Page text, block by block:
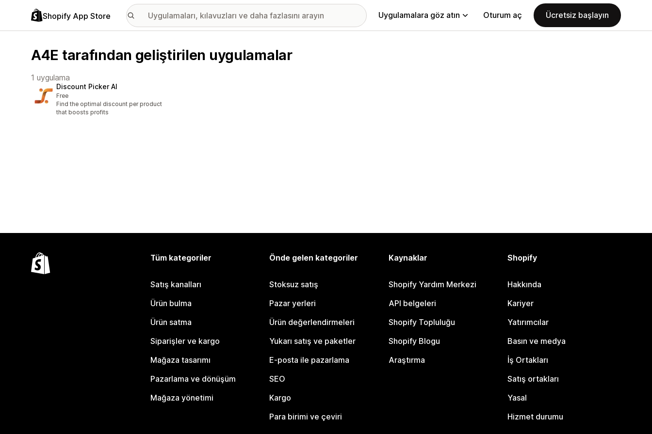
Shopify App Store Uygulamalara göz atın Oturum aç Ücretsiz başlayın
A4E tarafından geliştirilen uygulamalar
1 uygulama
Discount Picker AI
Free
Find the optimal discount per product
that boosts profits
Tüm kategoriler
Satış kanalları
Ürün bulma
Ürün satma
Siparişler ve kargo
Mağaza tasarımı
Pazarlama ve dönüşüm
Mağaza yönetimi
Önde gelen kategoriler
Stoksuz satış
Pazar yerleri
Ürün değerlendirmeleri
Yukarı satış ve paketler
E-posta ile pazarlama
SEO
Kargo
Para birimi ve çeviri
Kaynaklar
Shopify Yardım Merkezi
API belgeleri
Shopify Topluluğu
Shopify Blogu
Araştırma
Shopify
Hakkında
Kariyer
Yatırımcılar
Basın ve medya
İş Ortakları
Satış ortakları
Yasal
Hizmet durumu